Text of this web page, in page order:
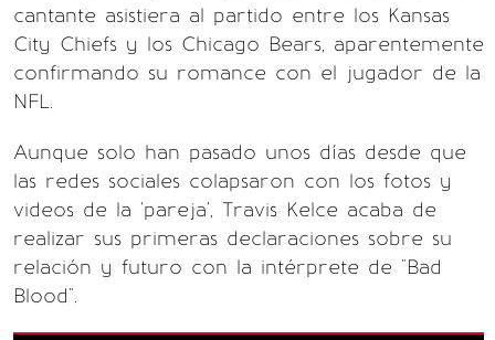
cantante asistiera al partido entre los Kansas
City Chiefs y los Chicago Bears, aparentemente
confirmando su romance con el jugador de la
NFL.
Aunque solo han pasado unos días desde que
las redes sociales colapsaron con los fotos y
videos de la 'pareja', Travis Kelce acaba de
realizar sus primeras declaraciones sobre su
relación y futuro con la intérprete de "Bad
Blood".